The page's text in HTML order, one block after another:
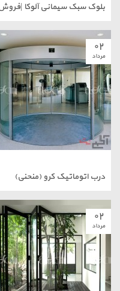
بلوک سبک سیمانی آلوکا |فروش
مرداد
درب اتوماتیک کرو (منحنی)
مرداد